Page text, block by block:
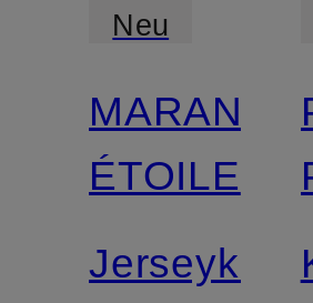
Neu
Zertifiziert
MARANT
ÉTOILE
Jerseykleid